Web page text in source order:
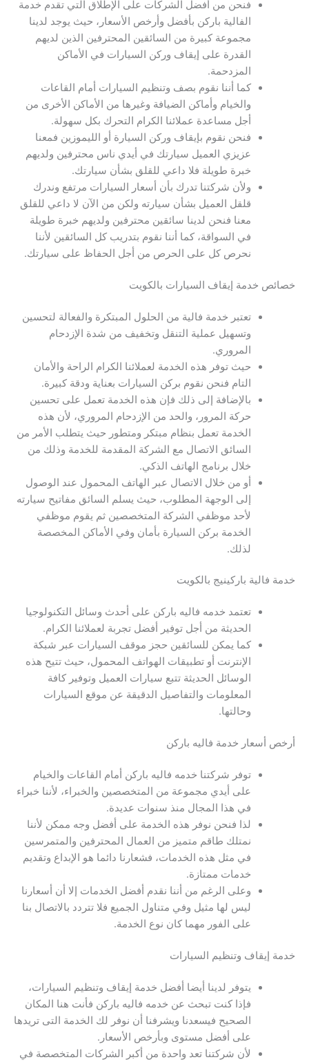
فنحن من أفضل الشركات على الإطلاق التي تقدم خدمة
الفالية باركن بأفضل وأرخص الأسعار، حيث يوجد لدينا
مجموعة كبيرة من السائقين المحترفين الذين لديهم
القدرة على إيقاف وركن السيارات في الأماكن
المزدحمة.
كما أننا نقوم بصف وتنظيم السيارات أمام القاعات
والخيام وأماكن الضيافة وغيرها من الأماكن الأخرى من
أجل مساعدة عملائنا الكرام التحرك بكل سهولة.
فنحن نقوم بإيقاف وركن السيارة أو الليموزين فمعنا
عزيزي العميل سيارتك في أيدي ناس محترفين ولديهم
خبرة طويلة فلا داعي للقلق بشأن سيارتك.
ولأن شركتنا تدرك بأن أسعار السيارات مرتفع وندرك
قلقل العميل بشأن سيارته ولكن من الآن لا داعي للقلق
معنا فنحن لدينا سائقين محترفين ولديهم خبرة طويلة
في السواقة، كما أننا نقوم بتدريب كل السائقين لأننا
نحرص كل على الحرص من أجل الحفاظ على سيارتك.
خصائص خدمة إيقاف السيارات بالكويت
تعتبر خدمة فالية من الحلول المبتكرة والفعالة لتحسين
وتسهيل عملية التنقل وتخفيف من شدة الإزدحام
المروري.
حيث توفر هذه الخدمة لعملائنا الكرام الراحة والأمان
التام فنحن نقوم بركن السيارات بعناية ودقة كبيرة.
بالإضافة إلى ذلك فإن هذه الخدمة تعمل على تحسين
حركة المرور، والحد من الإزدحام المروري، لأن هذه
الخدمة تعمل بنظام مبتكر ومتطور حيث يتطلب الأمر من
السائق الاتصال مع الشركة المقدمة للخدمة وذلك من
خلال برنامج الهاتف الذكي.
أو من خلال الاتصال عبر الهاتف المحمول عند الوصول
إلى الوجهة المطلوب، حيث يسلم السائق مفاتيح سيارته
لأحد موظفي الشركة المتخصصين ثم يقوم موظفي
الخدمة بركن السيارة بأمان وفي الأماكن المخصصة
لذلك.
خدمة فالية باركينيج بالكويت
تعتمد خدمه فاليه باركن على أحدث وسائل التكنولوجيا
الحديثة من أجل توفير أفضل تجربة لعملائنا الكرام.
كما يمكن للسائقين حجز موقف السيارات عبر شبكة
الإنترنت أو تطبيقات الهواتف المحمول، حيث تتيح هذه
الوسائل الحديثة تتبع سيارات العميل وتوفير كافة
المعلومات والتفاصيل الدقيقة عن موقع السيارات
وحالتها.
أرخص أسعار خدمة فاليه باركن
توفر شركتنا خدمه فاليه باركن أمام القاعات والخيام
على أيدي مجموعة من المتخصصين والخبراء، لأننا خبراء
في هذا المجال منذ سنوات عديدة.
لذا فنحن نوفر هذه الخدمة على أفضل وجه ممكن لأننا
نمتلك طاقم متميز من العمال المحترفين والمتمرسين
في مثل هذه الخدمات، فشعارنا دائما هو الإبداع وتقديم
خدمات ممتازة.
وعلى الرغم من أننا نقدم أفضل الخدمات إلا أن أسعارنا
ليس لها مثيل وفي متناول الجميع فلا تتردد بالاتصال بنا
على الفور مهما كان نوع الخدمة.
خدمة إيقاف وتنظيم السيارات
يتوفر لدينا أيضا أفضل خدمة إيقاف وتنظيم السيارات،
فإذا كنت تبحث عن خدمه فاليه باركن فأنت هنا المكان
الصحيح فيسعدنا ويشرفنا أن نوفر لك الخدمة التى تريدها
على أفضل مستوى وبأرخص الأسعار.
لأن شركتنا تعد واحدة من أكبر الشركات المتخصصة في